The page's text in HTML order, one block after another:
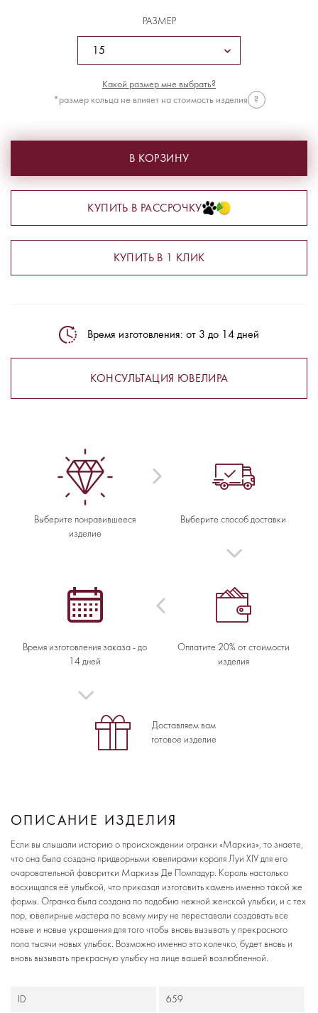
РАЗМЕР
Какой размер мне выбрать?
*размер кольца не влияет на стоимость изделия
?
В КОРЗИНУ
КУПИТЬ В РАССРОЧКУ
КУПИТЬ В 1 КЛИК
Время изготовления: от 3 до 14 дней
КОНСУЛЬТАЦИЯ ЮВЕЛИРА
Выберите понравившееся
изделие
Выберите способ доставки
Оплатите 20% от стоимости
изделия
Время изготовления заказа - до
14 дней
Доставляем вам
готовое изделие
ОПИСАНИЕ ИЗДЕЛИЯ
Если вы слышали историю о происхождении огранки «Маркиз», то знаете,
что она была создана придворными ювелирами короля Луи XIV для его
очаровательной фаворитки Маркизы Де Помпадур. Король настолько
восхищался её улыбкой, что приказал изготовить камень именно такой же
формы. Огранка была создана по подобию нежной женской улыбки, и с тех
пор, ювелирные мастера по всему миру не переставали создавать все
новые и новые украшения для того чтобы вновь вызывать у прекрасного
пола тысячи новых улыбок. Возможно именно это колечко, будет вновь и
вновь вызывать прекрасную улыбку на лице вашей возлюбленной.
ID 659